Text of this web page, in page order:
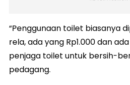
“Penggunaan toilet biasanya
rela, ada yang Rp1.000 dan
penjaga toilet untuk bersih-
pedagang.